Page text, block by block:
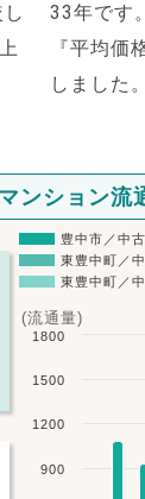
33年です。
『平均価
しました。
ンション流
(流通量)
豊中市／中
東豊中町／
東豊中町／
900
1200
1500
1800